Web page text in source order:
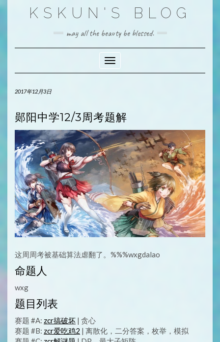
KSKUN'S BLOG
may all the beauty be blessed.
Toggle Navigation
2017年12月3日
郧阳中学12/3周考题解
这周周考被基础算法虐翻了。%%%wxgdalao
命题人
wxg
题目列表
赛题 #A: zcr搞破坏 | 贪心
赛题 #B: zcr爱吃鸡2 | 离散化，二分答案，枚举，模拟